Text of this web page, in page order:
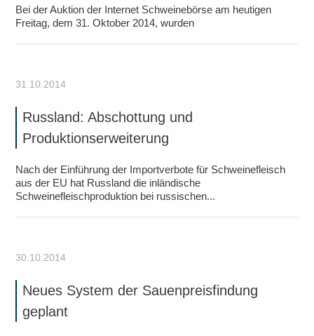
Bei der Auktion der Internet Schweinebörse am heutigen
Freitag, dem 31. Oktober 2014, wurden
31.10.2014
Russland: Abschottung und
Produktionserweiterung
Nach der Einführung der Importverbote für Schweinefleisch
aus der EU hat Russland die inländische
Schweinefleischproduktion bei russischen...
30.10.2014
Neues System der Sauenpreisfindung
geplant